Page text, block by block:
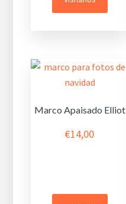
Marco Apaisado Elliot
€14,00